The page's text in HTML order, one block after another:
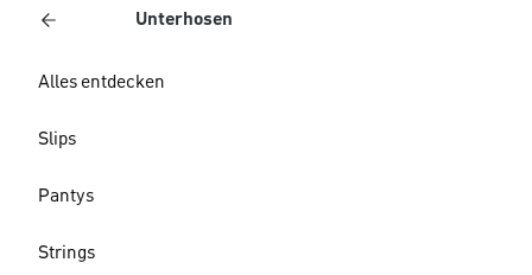
Unterhosen
Alles entdecken
Slips
Pantys
Strings